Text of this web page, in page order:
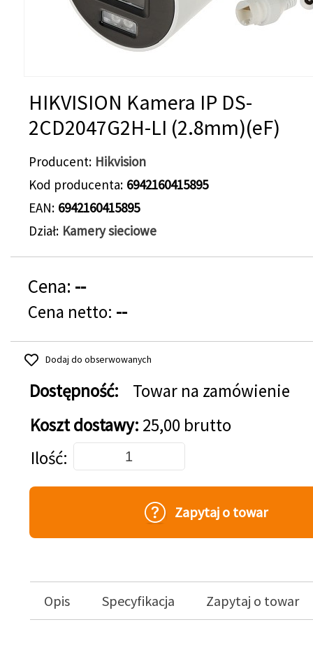
HIKVISION Kamera IP DS-
2CD2047G2H-LI (2.8mm)(eF)
Producent Hikvision
Kod producenta 6942160415895
EAN 6942160415895
Dział Kamery sieciowe
Cena: --
Cena netto: --
Dodaj do obserwowanych
Dostępność:
Towar na zamówienie
Koszt dostawy: 25,00 brutto
Dodaj do koszyka
Ilość
Zapytaj o towar
Opis Specyfikacja Zapytaj o towar